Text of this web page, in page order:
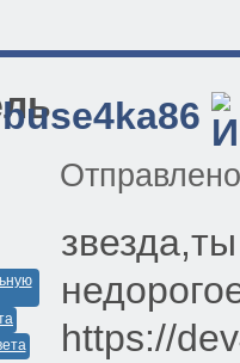
buse4ka86
https://